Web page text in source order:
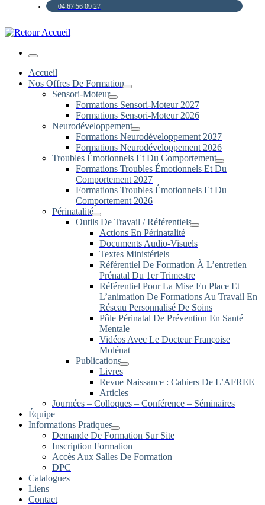
04 67 56 09 27
Menu
Accueil
Nos Offres De Formation
Sensori-Moteur
Formations Sensori-Moteur 2027
Formations Sensori-Moteur 2026
Neurodéveloppement
Formations Neurodéveloppement 2027
Formations Neurodéveloppement 2026
Troubles Émotionnels Et Du Comportement
Formations Troubles Émotionnels Et Du
Comportement 2027
Formations Troubles Émotionnels Et Du
Comportement 2026
Périnatalité
Outils De Travail / Référentiels
Actions En Périnatalité
Documents Audio-Visuels
Textes Ministériels
Référentiel De Formation À L’entretien
Prénatal Du 1er Trimestre
Référentiel Pour La Mise En Place Et
L’animation De Formations Au Travail En
Réseau Personnalisé De Soins
Pôle Périnatal De Prévention En Santé
Mentale
Vidéos Avec Le Docteur Françoise
Molénat
Publications
Livres
Revue Naissance : Cahiers De L’AFREE
Articles
Journées – Colloques – Conférence – Séminaires
Équipe
Informations Pratiques
Demande De Formation Sur Site
Inscription Formation
Accès Aux Salles De Formation
DPC
Catalogues
Liens
Contact